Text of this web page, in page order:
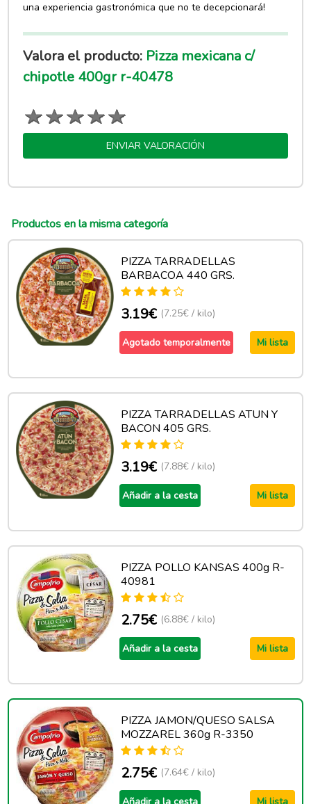
una experiencia gastronómica que no te decepcionará!
Valora el producto: Pizza mexicana c/
chipotle 400gr r-40478
ENVIAR VALORACIÓN
Productos en la misma categoría
PIZZA TARRADELLAS
BARBACOA 440 GRS.
3.19€ (7.25€ / kilo)
Agotado temporalmente Mi lista
PIZZA TARRADELLAS ATUN Y
BACON 405 GRS.
3.19€ (7.88€ / kilo)
Añadir a la cesta Mi lista
PIZZA POLLO KANSAS 400g R-
40981
2.75€ (6.88€ / kilo)
Añadir a la cesta Mi lista
PIZZA JAMON/QUESO SALSA
MOZZAREL 360g R-3350
2.75€ (7.64€ / kilo)